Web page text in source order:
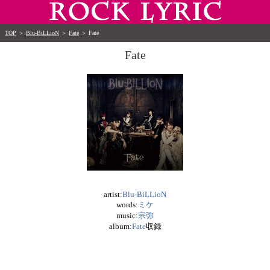
TOP ＞ Blu-BiLLioN ＞ Fate ＞ Fate
Fate
artist:Blu-BiLLioN
words: ミケ
music:宗弥
album:Fate収録